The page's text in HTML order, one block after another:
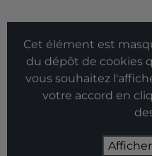
Cet élément est
du dépôt de cookies
vous souhaitez
votre accord en